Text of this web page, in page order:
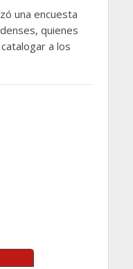
una encuesta
quienes
a los